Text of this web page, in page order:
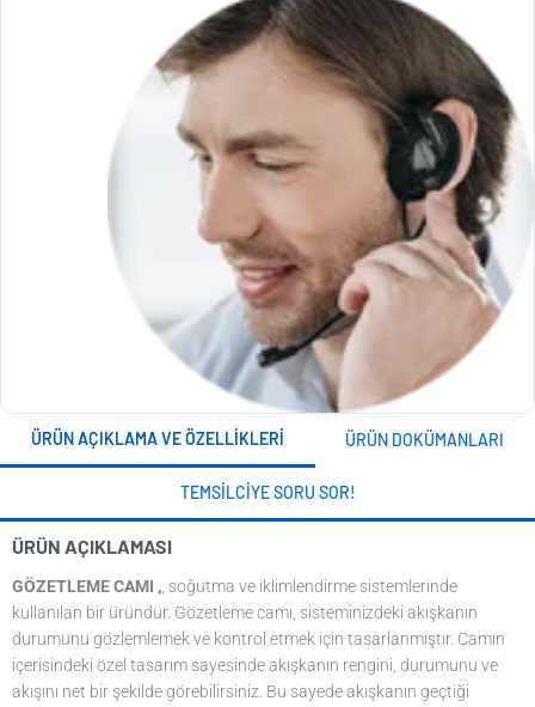
ÜRÜN AÇIKLAMA VE ÖZELLIKLERI ÜRÜN DOKÜMANLARI
TEMSILCIYE SORU SOR!
ÜRÜN AÇIKLAMASI
GÖZETLEME CAMI , , soğutma ve iklimlendirme sistemlerinde
kullanılan bir üründür. Gözetleme camı, sisteminizdeki akışkanın
durumunu gözlemlemek ve kontrol etmek için tasarlanmıştır. Camın
içerisindeki özel tasarım sayesinde akışkanın rengini, durumunu ve
akışını net bir şekilde görebilirsiniz. Bu sayede akışkanın geçtiği